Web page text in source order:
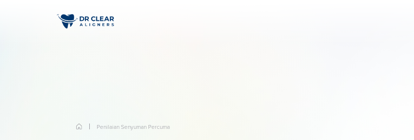
Penilaian Senyuman Percuma